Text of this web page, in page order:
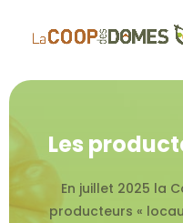
Les
En juillet 2025 la
producteurs «